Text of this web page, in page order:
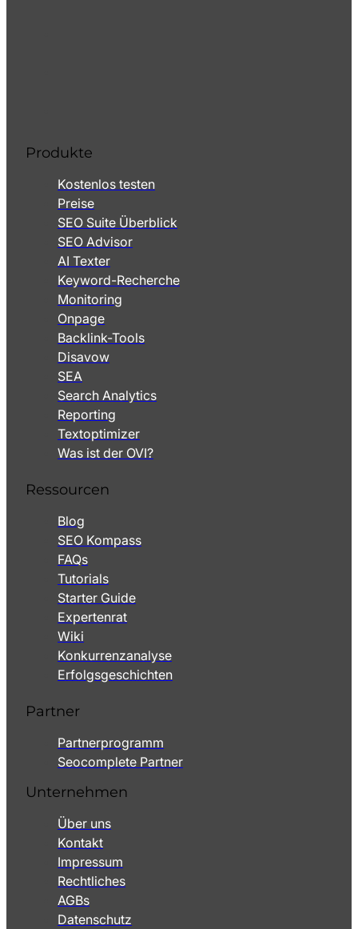
Produkte
Kostenlos testen
Preise
SEO Suite Überblick
SEO Advisor
AI Texter
Keyword-Recherche
Monitoring
Onpage
Backlink-Tools
Disavow
SEA
Search Analytics
Reporting
Textoptimizer
Was ist der OVI?
Ressourcen
Blog
SEO Kompass
FAQs
Tutorials
Starter Guide
Expertenrat
Wiki
Konkurrenzanalyse
Erfolgsgeschichten
Partner
Partnerprogramm
Seocomplete Partner
Unternehmen
Über uns
Kontakt
Impressum
Rechtliches
AGBs
Datenschutz